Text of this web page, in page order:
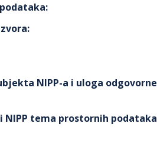
:
:
NIPP-a i uloga odgovorne
i NIPP tema prostornih podataka